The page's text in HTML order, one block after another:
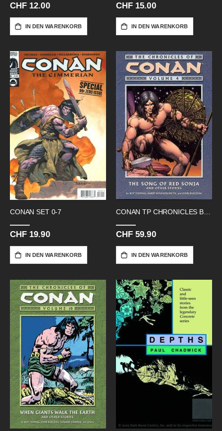
CHF 12.00
IN DEN WARENKORB
CHF 15.00
IN DEN WARENKORB
CONAN SET 0-7
CHF 19.90
IN DEN WARENKORB
CHF 59.90
IN DEN WARENKORB